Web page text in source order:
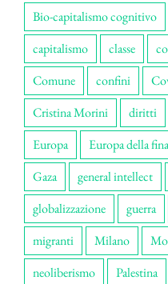
Bio-capitalismo cognitivo
capitalismo
classe
Comune
confini
Cristina Morini
diritti
Europa
Europa della
Gaza
general intellect
globalizzazione
guerra
migranti
Milano
neoliberismo
Palestina